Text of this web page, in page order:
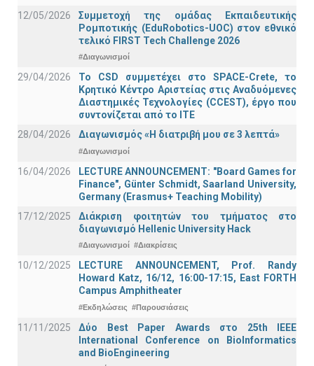
12/05/2026
Συμμετοχή της ομάδας Εκπαιδευτικής
Ρομποτικής (EduRobotics-UOC) στον εθνικό
τελικό FIRST Tech Challenge 2026
#Διαγωνισμοί
29/04/2026
Το CSD συμμετέχει στο SPACE-Crete, το
Κρητικό Κέντρο Αριστείας στις Αναδυόμενες
Διαστημικές Τεχνολογίες (CCEST), έργο που
συντονίζεται από το ΙΤΕ
28/04/2026
Διαγωνισμός «Η διατριβή μου σε 3 λεπτά»
#Διαγωνισμοί
16/04/2026
LECTURE ANNOUNCEMENT: "Board Games for
Finance", Günter Schmidt, Saarland University,
Germany (Erasmus+ Teaching Mobility)
17/12/2025
Διάκριση φοιτητών του τμήματος στο
διαγωνισμό Hellenic University Hack
#Διαγωνισμοί #Διακρίσεις
10/12/2025
LECTURE ANNOUNCEMENT, Prof. Randy
Howard Katz, 16/12, 16:00-17:15, East FORTH
Campus Amphitheater
#Εκδηλώσεις #Παρουσιάσεις
11/11/2025
Δύο Best Paper Awards στο 25th IEEE
International Conference on BioInformatics
and BioEngineering